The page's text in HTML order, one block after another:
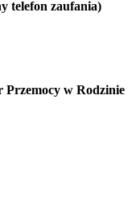
telefon zaufania)
Przemocy w Rodzinie